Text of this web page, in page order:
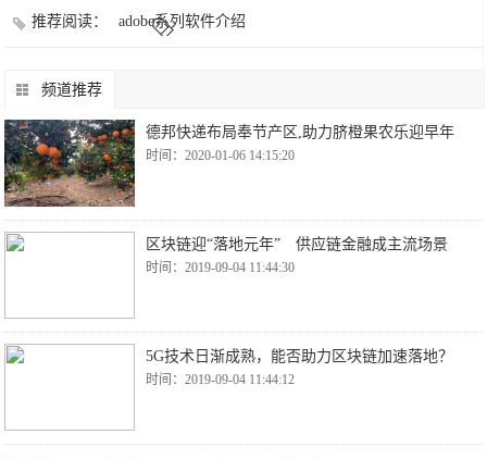
推荐阅读： adobe系列软件介绍
频道推荐
德邦快递布局奉节产区,助力脐橙果农乐迎早年
时间：2020-01-06 14:15:20
区块链迎“落地元年” 供应链金融成主流场景
时间：2019-09-04 11:44:30
5G技术日渐成熟，能否助力区块链加速落地？
时间：2019-09-04 11:44:12